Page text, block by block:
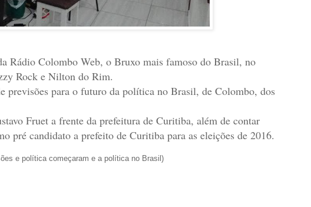
Rádio Colombo Web, o Bruxo mais famoso do Brasil, no
Rock e Nilton do Rim.
previsões para o futuro da política no Brasil, de Colombo, dos
Fruet a frente da prefeitura de Curitiba, além de contar
pré candidato a prefeito de Curitiba para as eleições de 2016.
e política começaram e a política no Brasil)